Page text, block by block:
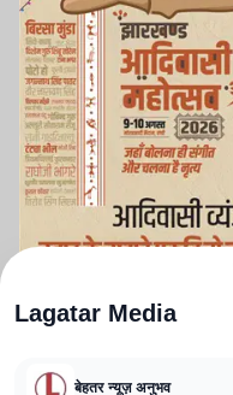
Lagatar Media
बेहतर न्यूज़ अनुभव